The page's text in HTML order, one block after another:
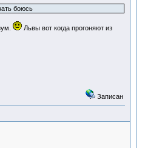
боюсь
Львы вот когда прогоняют из
Записан